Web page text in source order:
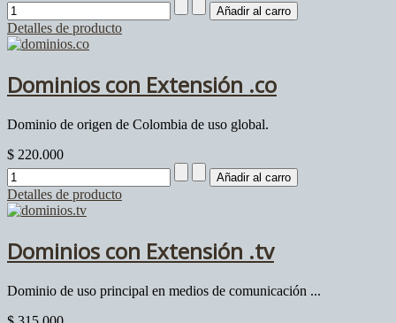
Detalles de producto
Dominios con Extensión .co
Dominio de origen de Colombia de uso global.
$ 220.000
Detalles de producto
Dominios con Extensión .tv
Dominio de uso principal en medios de comunicación ...